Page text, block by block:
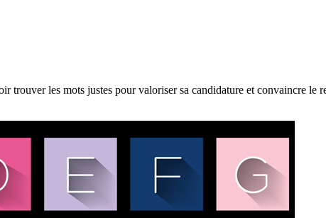
trouver les mots justes pour valoriser sa candidature et convaincre le